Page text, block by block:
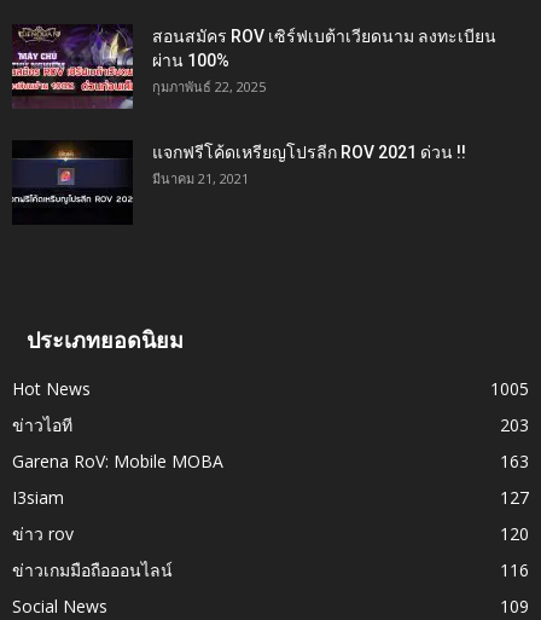
สอนสมัคร ROV เซิร์ฟเบต้าเวียดนาม ลงทะเบียน
ผ่าน 100%
กุมภาพันธ์ 22, 2025
แจกฟรีโค้ดเหรียญโปรลีก ROV 2021 ด่วน !!
มีนาคม 21, 2021
ประเภทยอดนิยม
Hot News
1005
ข่าวไอที
203
Garena RoV: Mobile MOBA
163
I3siam
127
ข่าว rov
120
ข่าวเกมมือถือออนไลน์
116
Social News
109